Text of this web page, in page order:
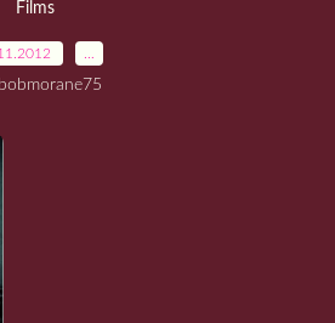
Films